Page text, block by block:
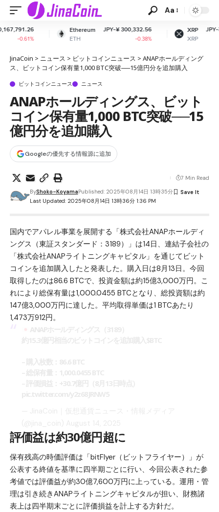
Aa
Ethereum
ETH
JPY-¥ 300,332.56
XRP
XRP
JPY-¥ 161.80
-2.23%
JinaCoin > ニュース > ビットコインニュース > ANAPホールディング
ス、ビットコイン保有量1,000 BTC突破──15億円分を追加購入
ビットコインニュース ニュース
ANAPホールディングス、ビット
コイン保有量1,000 BTC突破──15
億円分を追加購入
Googleの優先する情報源に追加
Last Updated: 2025年08月14日 13時36分 1:36 PM
ByShoko-KoyamaPublished: 2025年08月14日 13時35分
7 Min Read
国内でアパレル事業を展開する「株式会社ANAPホールディ
ングス（東証スタンダード：3189）」は14日、連結子会社の
「株式会社ANAPライトニングキャピタル」を通じて ビット
コインを追加購入したと発表した。購入日は8月13日。今回
取得したのは86.6 BTCで、投資金額は約15億3,000万円。こ
れにより総保有量は1,000.0455 BTCとなり、総投資額は約
147億3,000万円に達した。平均取得単価は1 BTCあたり
1,473万912円。
評価益は約30億円超に
保有残高の時価評価は「bitFlyer（ビットフライヤー） 」が
公表する終値を基準に四半期ごとに行い、今回公表された参
考値では評価益が約30億7,600万円に上っている。運用・管
理は引き続きANAPライトニングキャピタルが担い、財務諸
表上は四半期末ごとに評価損益を計上する方針だ。